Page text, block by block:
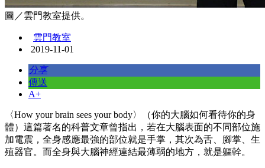
圖／雲門教室提供。
雲門教室
2019-11-01
分享
傳送
A+
〈How your brain sees your body〉（你的大腦如何看待你的身
體）這篇著名的科普文章曾指出，若在大腦表面的不同部位施
加電震，全身感應最強的部位就是手掌，其次為舌、腳掌、生
殖器官。而全身與大腦神經連結最薄弱的地方，就是軀幹。